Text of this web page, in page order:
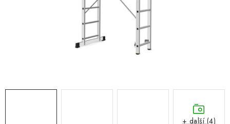
PARKOVACÍ BLOKÁDY
+ další (4)